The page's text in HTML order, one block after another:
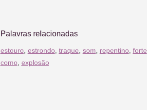
Palavras relacionadas
estouro, estrondo, traque som repentino, forte
como, explosão